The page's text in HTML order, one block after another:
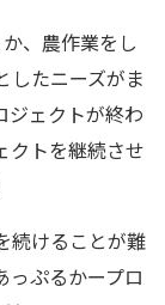
、農作業をし
したニーズがま
ジェクトが終わ
クトを継続させ
続けることが難
っぷるかープロ